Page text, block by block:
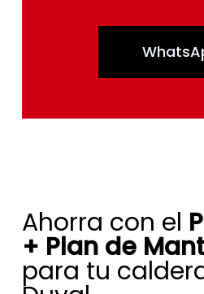
+ Plan de
para tu
Duval.